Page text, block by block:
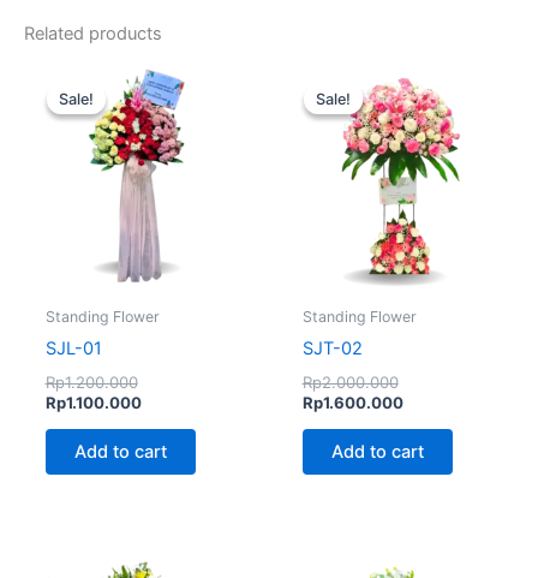
Related products
Sale!
Sale!
Standing Flower
SJL-01
Rp1.200.000
Original
price
was:
Rp1.200.000.
Rp1.100.000
Current
price
is:
Rp1.100.000.
Add to cart
Sale!
Sale!
Standing Flower
SJT-02
Rp2.000.000
price
was:
Rp2.000.000.
Rp1.600.000
price
is:
Rp1.600.000.
Add to cart
Original